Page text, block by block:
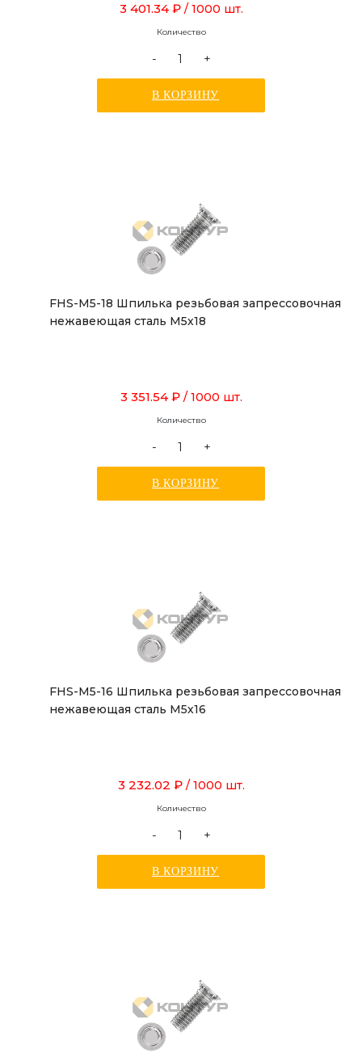
3 401.34 ₽ / 1000 шт.
Количество
- +
В КОРЗИНУ
FHS-M5-18 Шпилька резьбовая запрессовочная
нежавеющая сталь М5х18
3 351.54 ₽ / 1000 шт.
Количество
- +
В КОРЗИНУ
FHS-M5-16 Шпилька резьбовая запрессовочная
нежавеющая сталь М5х16
3 232.02 ₽ / 1000 шт.
Количество
- +
В КОРЗИНУ